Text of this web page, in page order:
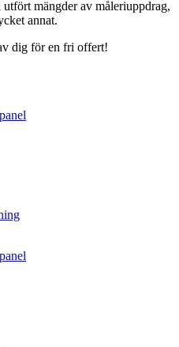
mängder av måleriuppdrag,
annat.
dig för en fri offert!